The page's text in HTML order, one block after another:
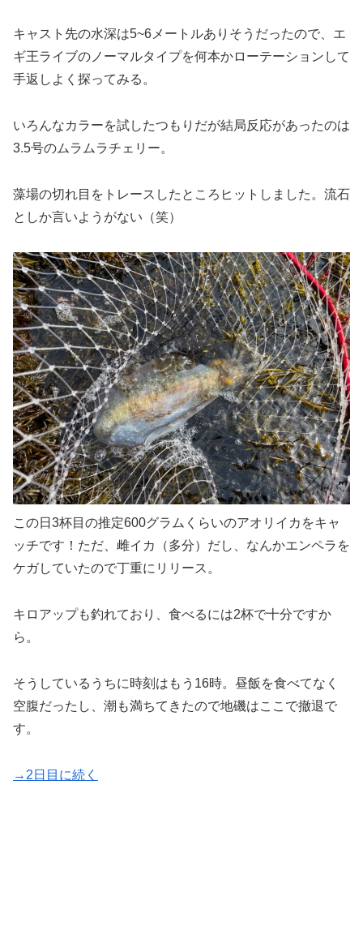
キャスト先の水深は5~6メートルありそうだったので、エ
ギ王ライブのノーマルタイプを何本かローテーションして
手返しよく探ってみる。
いろんなカラーを試したつもりだが結局反応があったのは
3.5号のムラムラチェリー。
藻場の切れ目をトレースしたところヒットしました。流石
としか言いようがない（笑）
この日3杯目の推定600グラムくらいのアオリイカをキャ
ッチです！ただ、雌イカ（多分）だし、なんかエンペラを
ケガしていたので丁重にリリース。
キロアップも釣れており、食べるには2杯で十分ですか
ら。
そうしているうちに時刻はもう16時。昼飯を食べてなく
空腹だったし、潮も満ちてきたので地磯はここで撤退で
す。
→2日目に続く